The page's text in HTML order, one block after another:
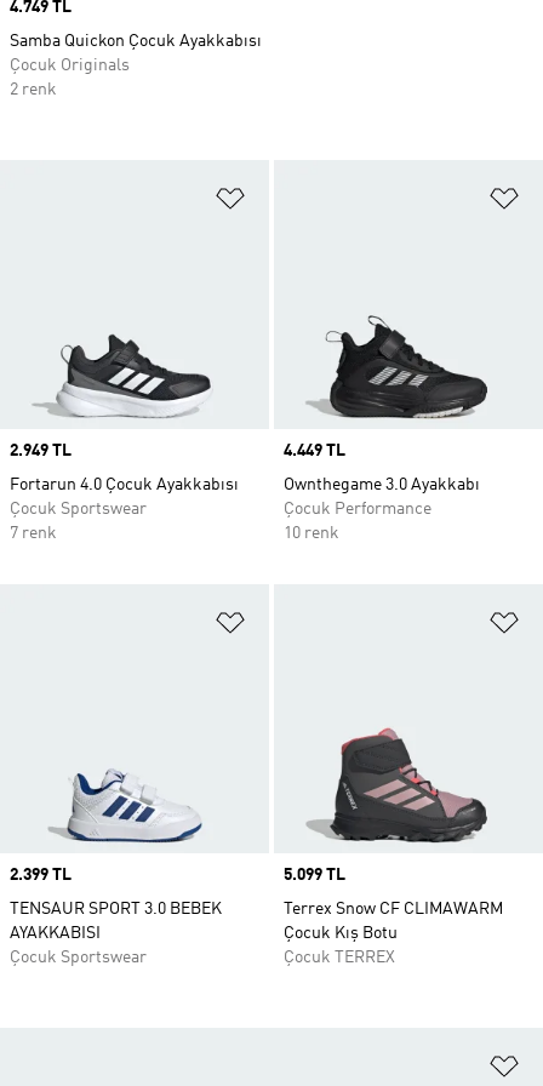
Price
2.949 TL
Fortarun 4.0 Çocuk Ayakkabısı
Çocuk Sportswear
7 renk
Price
4.449 TL
Ownthegame 3.0 Ayakkabı
Çocuk Performance
10 renk
Price
2.399 TL
TENSAUR SPORT 3.0 BEBEK
AYAKKABISI
Çocuk Sportswear
Price
5.099 TL
Terrex Snow CF CLIMAWARM
Çocuk Kış Botu
Çocuk TERREX
Price
4.749 TL
Samba Quickon Çocuk Ayakkabısı
Çocuk Originals
2 renk